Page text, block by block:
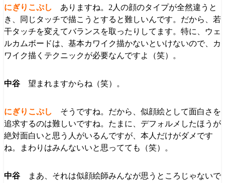
ありますね。2人の顔のタイプが全然違うと
き、同じタッチで描こうとすると難しいんです。だから、若
干タッチを変えてバランスを取ったりしてます。特に、ウェ
ルカムボードは、基本カワイク描かないといけないので、カ
ワイク描くテクニックが必要なんですよ（笑）。
望まれますからね（笑）。
そうですね。だから、似顔絵として面白さを
追求するのは難しいですね。たまに、デフォルメしたほうが
絶対面白いと思う人がいるんですが、本人だけがダメです
ね。まわりはみんないいと思ってても（笑）。
まあ、それは似顔絵師みんなが思うところじゃないで